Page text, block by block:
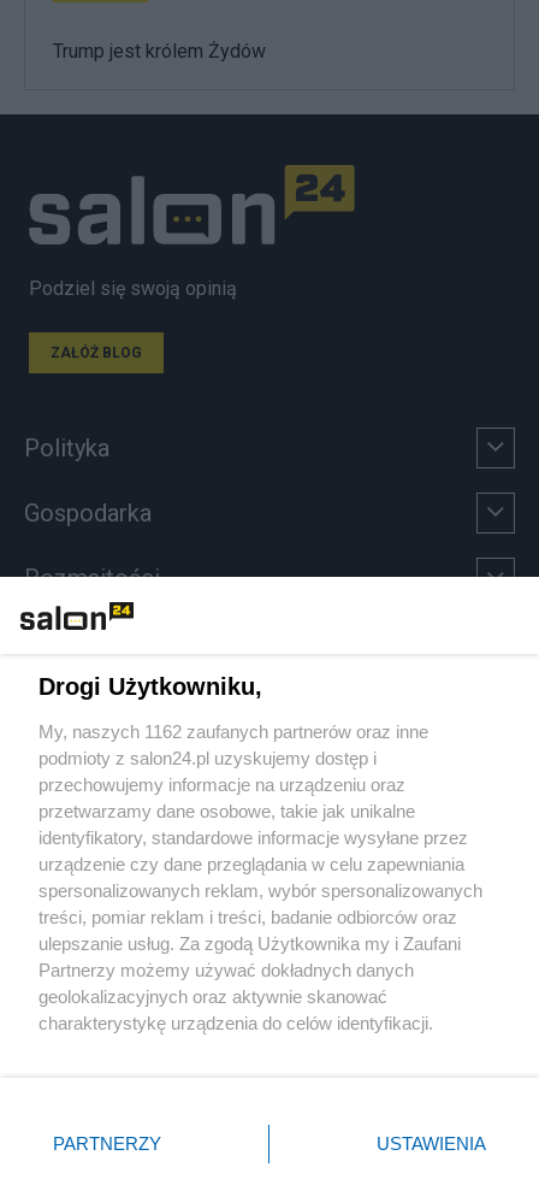
Trump jest królem Żydów
Podziel się swoją opinią
ZAŁÓŻ BLOG
Polityka
Gospodarka
Rozmaitości
Sport
Społeczeństwo
Kultura
X Facebook Instagram Youtube
Drogi Użytkowniku,
My, naszych 1162 zaufanych partnerów oraz inne
podmioty z salon24.pl uzyskujemy dostęp i
przechowujemy informacje na urządzeniu oraz
przetwarzamy dane osobowe, takie jak unikalne
identyfikatory, standardowe informacje wysyłane przez
urządzenie czy dane przeglądania w celu zapewniania
spersonalizowanych reklam, wybór spersonalizowanych
treści, pomiar reklam i treści, badanie odbiorców oraz
ulepszanie usług. Za zgodą Użytkownika my i Zaufani
Partnerzy możemy używać dokładnych danych
geolokalizacyjnych oraz aktywnie skanować
charakterystykę urządzenia do celów identyfikacji.
zmienić/wycofać klikając przycisk ustawień prywatności
znajdujący się w lewym dolnym rogu strony
PARTNERZY USTAWIENIA